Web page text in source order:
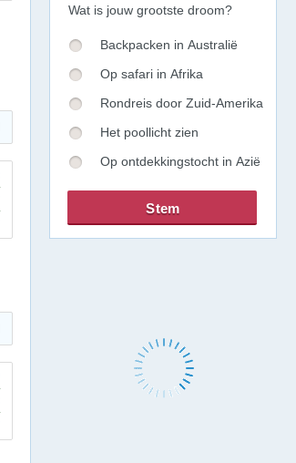
Wat is jouw grootste droom?
Backpacken in Australië
Op safari in Afrika
Rondreis door Zuid-Amerika
Het poollicht zien
Op ontdekkingstocht in Azië